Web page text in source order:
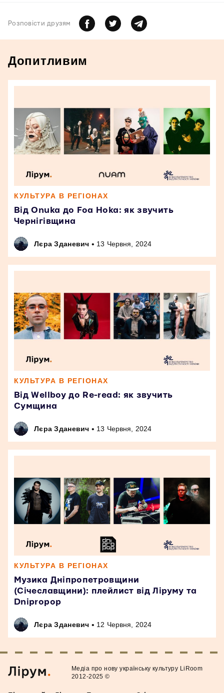
Розповiсти друзям
Допитливим
КУЛЬТУРА В РЕГІОНАХ
Від Onuka до Foa Hoka: як звучить
Чернігівщина
Лєра Зданевич • 13 Червня, 2024
КУЛЬТУРА В РЕГІОНАХ
Від Wellboy до Re-read: як звучить
Сумщина
Лєра Зданевич • 13 Червня, 2024
КУЛЬТУРА В РЕГІОНАХ
Музика Дніпропетровщини
(Січеславщини): плейлист від Ліруму та
Dnipropop
Лєра Зданевич • 12 Червня, 2024
Медiа про нову українську культуру LiRoom
2012-2025 ©